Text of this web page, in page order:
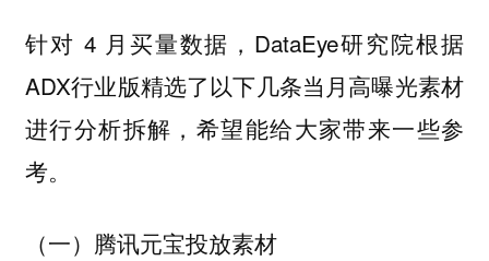
针对 4 月买量数据，DataEye研究院根据
ADX行业版精选了以下几条当月高曝光素材
进行分析拆解，希望能给大家带来一些参
考。
（一）腾讯元宝投放素材